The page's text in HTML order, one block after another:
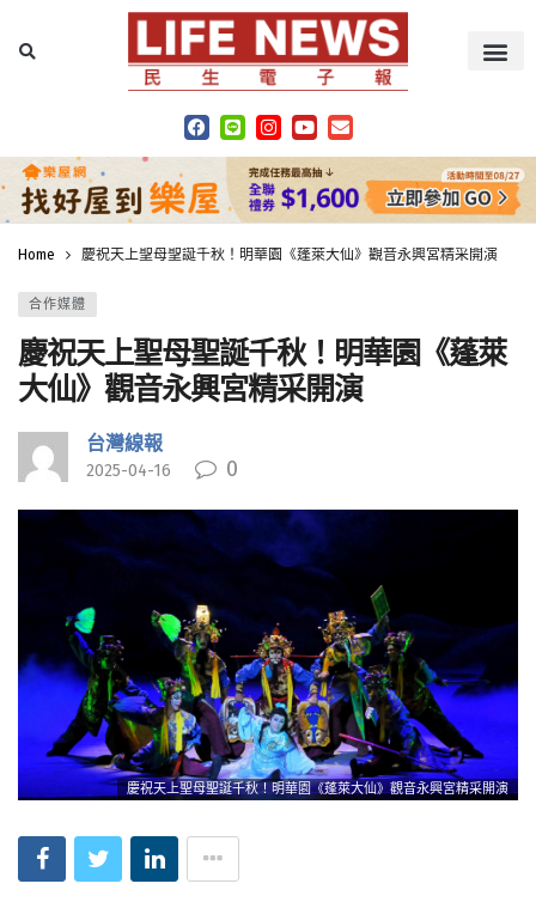
Home 慶祝天上聖母聖誕千秋！明華園《蓬萊大仙》觀音永興宮精采開演
合作媒體
慶祝天上聖母聖誕千秋！明華園《蓬萊
大仙》觀音永興宮精采開演
台灣線報
2025-04-16 0
慶祝天上聖母聖誕千秋！明華園《蓬萊大仙》觀音永興宮精采開演